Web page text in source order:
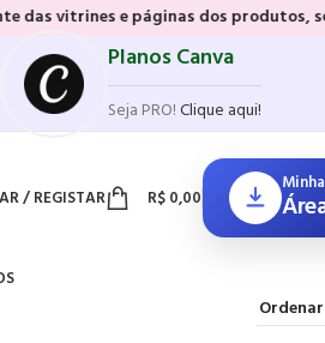
e páginas dos produtos, sem
Planos Canva
Seja PRO!Clique aqui!
/ REGISTAR R$0,00